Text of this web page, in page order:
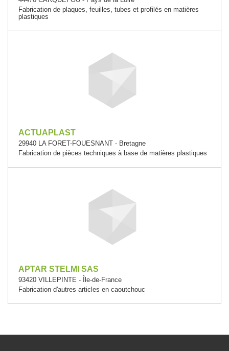
Fabrication de plaques, feuilles, tubes et profilés en matières
plastiques
ACTUAPLAST
29940 LA FORET-FOUESNANT - Bretagne
Fabrication de pièces techniques à base de matières plastiques
APTAR STELMI SAS
93420 VILLEPINTE - Île-de-France
Fabrication d'autres articles en caoutchouc